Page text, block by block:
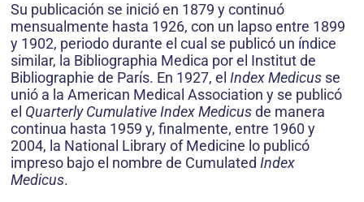
Su publicación se inició en 1879 y continuó
mensualmente hasta 1926, con un lapso entre 1899
y 1902, periodo durante el cual se publicó un índice
similar, la Bibliographia Medica por el Institut de
Bibliographie de París. En 1927, el Index Medicus se
unió a la American Medical Association y se publicó
el Quarterly Cumulative Index Medicusde manera
continua hasta 1959 y, finalmente, entre 1960 y
2004, la National Library of Medicine lo publicó
impreso bajo el nombre de Cumulated Index
Medicus.